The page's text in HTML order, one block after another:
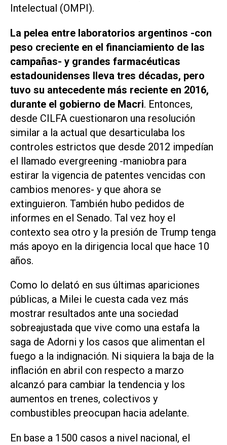
Intelectual (OMPI).
La pelea entre laboratorios argentinos -con
peso creciente en el financiamiento de las
campañas- y grandes farmacéuticas
estadounidenses lleva tres décadas, pero
tuvo su antecedente más reciente en 2016,
durante el gobierno de Macri. Entonces,
desde CILFA cuestionaron una resolución
similar a la actual que desarticulaba los
controles estrictos que desde 2012 impedían
el llamado evergreening -maniobra para
estirar la vigencia de patentes vencidas con
cambios menores- y que ahora se
extinguieron. También hubo pedidos de
informes en el Senado. Tal vez hoy el
contexto sea otro y la presión de Trump tenga
más apoyo en la dirigencia local que hace 10
años.
Como lo delató en sus últimas apariciones
públicas, a Milei le cuesta cada vez más
mostrar resultados ante una sociedad
sobreajustada que vive como una estafa la
saga de Adorni y los casos que alimentan el
fuego a la indignación. Ni siquiera la baja de la
inflación en abril con respecto a marzo
alcanzó para cambiar la tendencia y los
aumentos en trenes, colectivos y
combustibles preocupan hacia adelante.
En base a 1500 casos a nivel nacional, el